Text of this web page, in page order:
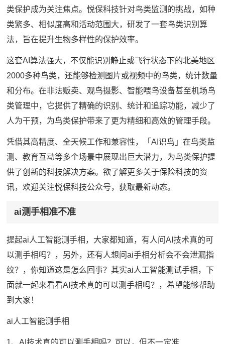
类保护成为关注焦点。悦保科技针对鸟类监测的挑战，如种
类繁多、相似度高和活动范围大，研发了一套鸟类识别算
法，旨在提升生物多样性的保护效率。
这套AI算法强大，不仅能识别静止或飞行状态下的北美地区
2000多种鸟类，还能够检测图片或视频中的鸟类，统计数量
和分布。在非法贩卖、观鸟摄影、智能喂鸟设备甚至机场鸟
类管理中，它提供了精确的识别、统计和追踪功能，减少了
人为干预，为鸟类保护带来了更为精细和高效的管理手段。
凭借其高精度、全天候工作和兼容性，「AI识鸟」在鸟类监
测、教育互动等多个场景中展现出巨大潜力，为鸟类保护提
供了创新的科技解决方案。欲了解更多关于保险科技的资
讯，欢迎关注悦保科技公众号，获取最新动态。
ai测手相准不准
提起ai人工智能测手相，大家都知道，有人问AI技术真的可
以测手相吗？，另外，还有人想问ai手相分析会不会泄漏指
纹？，你知道这是怎么回事？其实ai人工智能测试手相，下
面就一起来看看AI技术真的可以测手相吗？，希望能够帮助
到大家！
ai人工智能测手相